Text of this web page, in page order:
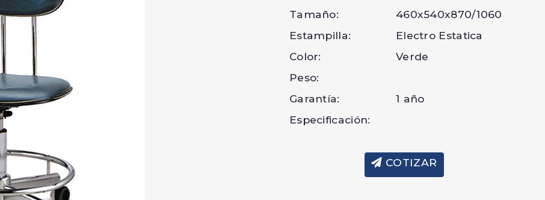
Tamaño:
460x540x870/1060
Estampilla:
Electro Estatica
Color:
Verde
Peso:
Garantía:
1 año
Especificación:
COTIZAR